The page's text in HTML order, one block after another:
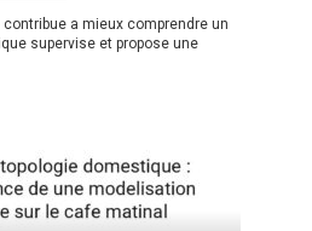
a mieux comprendre un
supervise et propose une